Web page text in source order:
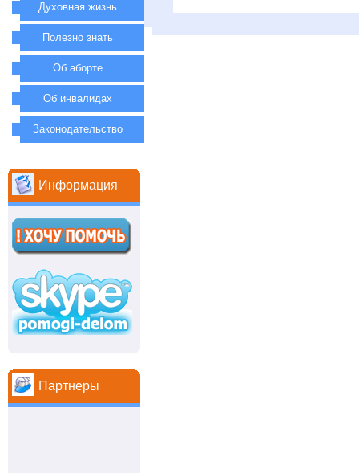
Духовная жизнь
Полезно знать
Об аборте
Об инвалидах
Законодательство
Информация
Партнеры